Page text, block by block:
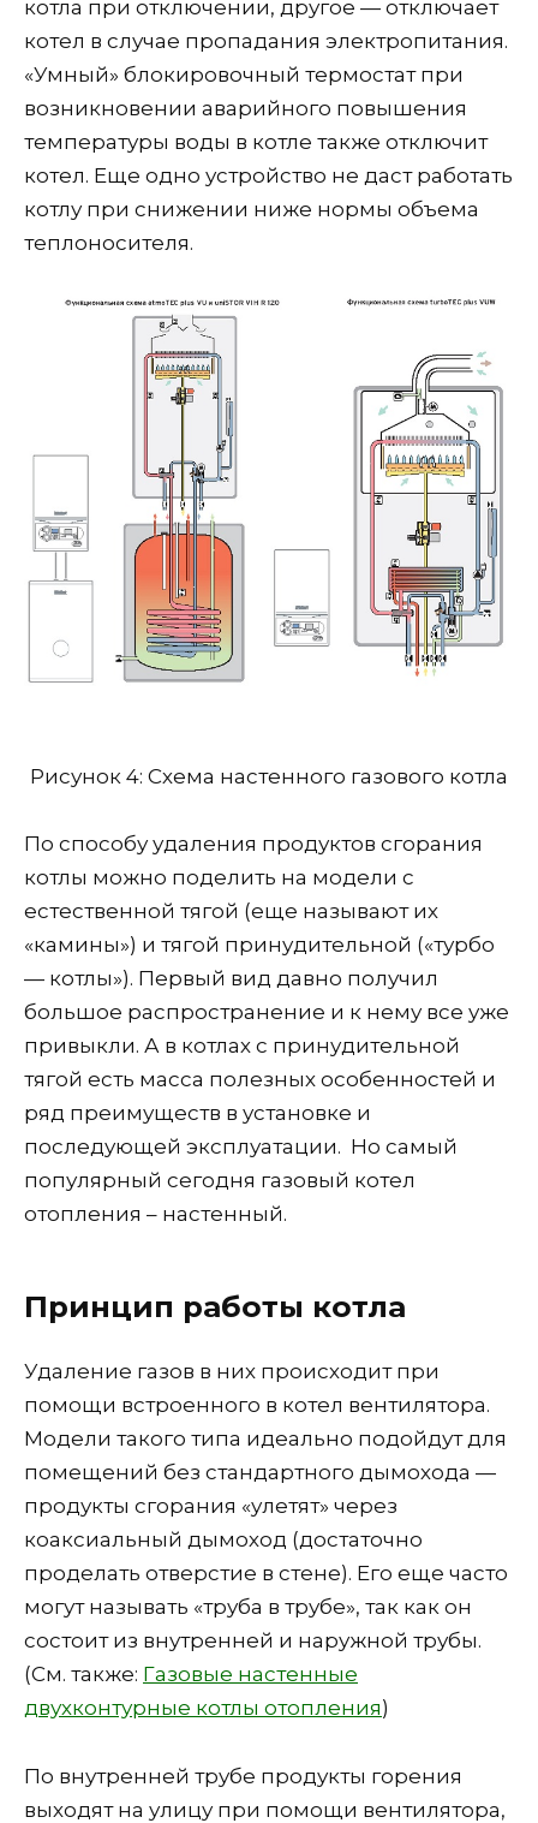
котла при отключении, другое — отключает
котел в случае пропадания электропитания.
«Умный» блокировочный термостат при
возникновении аварийного повышения
температуры воды в котле также отключит
котел. Еще одно устройство не даст работать
котлу при снижении ниже нормы объема
теплоносителя.
Рисунок 4: Схема настенного газового котла
По способу удаления продуктов сгорания
котлы можно поделить на модели с
естественной тягой (еще называют их
«камины») и тягой принудительной («турбо
— котлы»). Первый вид давно получил
большое распространение и к нему все уже
привыкли. А в котлах с принудительной
тягой есть масса полезных особенностей и
ряд преимуществ в установке и
последующей эксплуатации. Но самый
популярный сегодня газовый котел
отопления – настенный.
Принцип работы котла
Удаление газов в них происходит при
помощи встроенного в котел вентилятора.
Модели такого типа идеально подойдут для
помещений без стандартного дымохода —
продукты сгорания «улетят» через
коаксиальный дымоход (достаточно
проделать отверстие в стене). Его еще часто
могут называть «труба в трубе», так как он
состоит из внутренней и наружной трубы.
(См. также: Газовые настенные
двухконтурные котлы отопления)
По внутренней трубе продукты горения
выходят на улицу при помощи вентилятора,